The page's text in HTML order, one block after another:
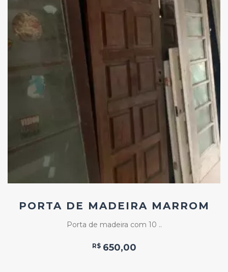
Favoritos
PORTA DE MADEIRA MARROM
Porta de madeira com 10 ..
R$ 650,00